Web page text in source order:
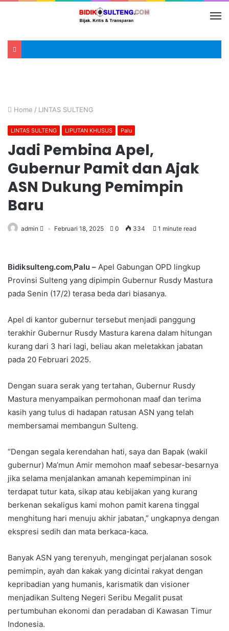
Home / LINTAS SULTENG
LINTAS SULTENG LIPUTAN KHUSUS Palu
Jadi Pembina Apel,
Gubernur Pamit dan Ajak
ASN Dukung Pemimpin
Baru
admin Februari 18, 2025 0 334 1 minute read
Bidiksulteng.com,Palu – Apel Gabungan OPD lingkup
Provinsi Sulteng yang dipimpin Gubernur Rusdy Mastura
pada Senin (17/2) terasa beda dari biasanya.
Apel di kantor gubernur tersebut menjadi panggung
terakhir Gubernur Rusdy Mastura karena dalam hitungan
kurang dari 3 hari lagi, beliau akan meletakkan jabatan
pada 20 Februari 2025.
Dengan suara serak yang tertahan, Gubernur Rusdy
Mastura menyampaikan permohonan maaf dan terima
kasih yang tulus di hadapan ratusan ASN yang telah
membersamai membangun Sulteng.
“Dengan segala kerendahan hati, saya dan Bapak (wakil
gubernur) Ma’mun Amir memohon maaf sebesar-besarnya
jika selama menjalankan amanah kepemimpinan ini
terdapat tutur kata, sikap atau kebijakan yang kurang
berkenan sekaligus kami mohon pamit karena tinggal
menghitung hari menuju akhir jabatan,” ungkapnya dengan
ekspresi sedih dan mata berkaca-kaca.
Banyak ASN yang terenyuh, mengingat perjalanan sosok
pemimpin, ayah dan kakak yang dicintai rakyat dengan
kepribadian yang humanis, karismatik dan visioner
menjadikan Sulteng Negeri Seribu Megalit pusat
pertumbuhan ekonomi dan peradaban di Kawasan Timur
Indonesia.